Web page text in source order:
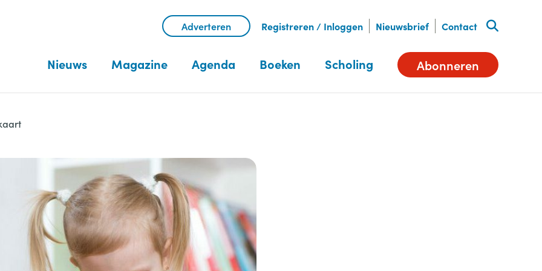
Adverteren Registreren / Inloggen Nieuwsbrief Contact
Nieuws Magazine Agenda Boeken Scholing Abonneren